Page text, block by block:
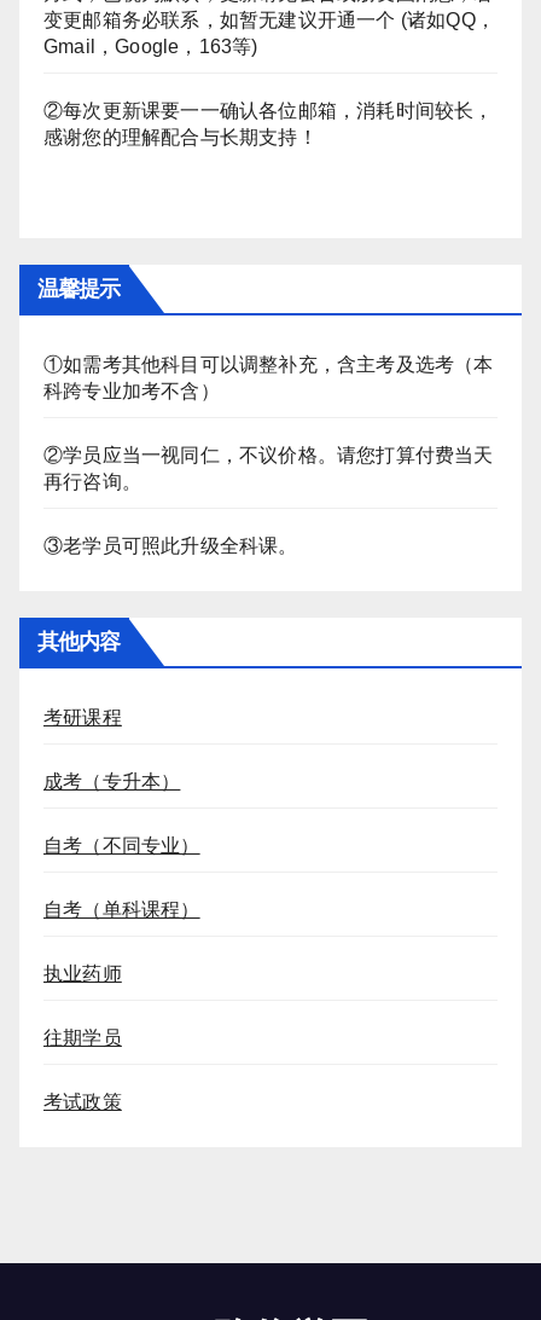
变更邮箱务必联系，如暂无建议开通一个 (诸如QQ，
Gmail，Google，163等)
②每次更新课要一一确认各位邮箱，消耗时间较长，
感谢您的理解配合与长期支持！
温馨提示
①如需考其他科目可以调整补充，含主考及选考（本
科跨专业加考不含）
②学员应当一视同仁，不议价格。请您打算付费当天
再行咨询。
③老学员可照此升级全科课。
其他内容
考研课程
成考（专升本）
自考（不同专业）
自考（单科课程）
执业药师
往期学员
考试政策